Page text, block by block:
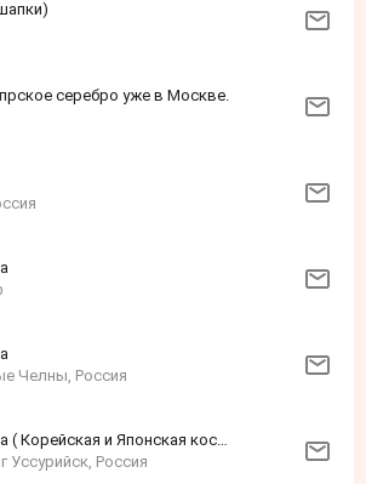
серебро уже в Москве.
Челны, Россия
Александра ( Корейская и Японская косметика и Бады по опт ценам )
Уссурийск, Россия